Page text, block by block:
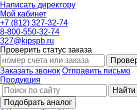
Написать директору
Мой кабинет
+7 (812) 327-32-74
8-800-550-32-74
327@kipspb.ru
Проверить статус заказа
Заказать звонок Отправить письмо
Продукция
Найти
Подобрать аналог